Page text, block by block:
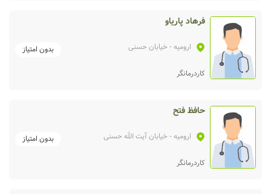
فرهاد پاریاو
ارومیه- خیابان حسنی بدون امتیاز
کاردرمانگر
حافظ فتح
ارومیه- خیابان آیت الله حسنی بدون امتیاز
کاردرمانگر